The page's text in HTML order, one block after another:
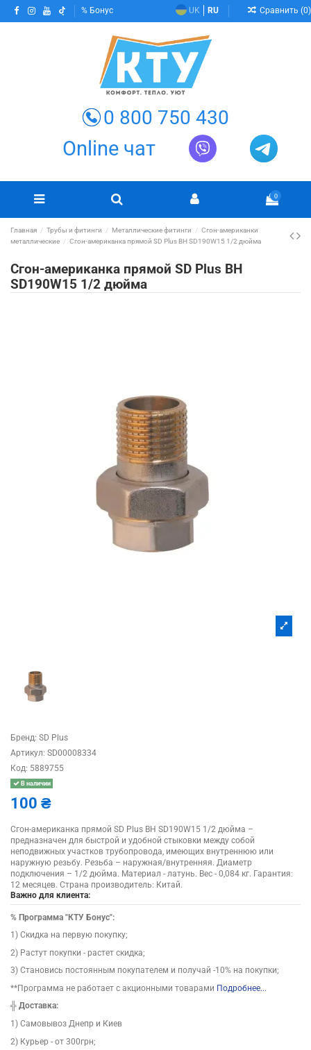
Бонус UK RU Сравнить (0)
0 800 750 430
Online чат
0
Главная Трубы и фитинги Металлические фитинги
Сгон-американки
металлические
Сгон-американка прямой SD Plus ВН SD190W15 1/2 дюйма
Сгон-американка прямой SD Plus ВН
SD190W15 1/2 дюйма
Бренд: SD Plus
Артикул: SD00008334
Код: 5889755
В наличии
100 ₴
Сгон-американка прямой SD Plus ВН SD190W15 1/2 дюйма –
предназначен для быстрой и удобной стыковки между собой
неподвижных участков трубопровода, имеющих внутреннюю или
наружную резьбу. Резьба – наружная/внутренняя. Диаметр
подключения – 1/2 дюйма. Материал - латунь. Вес - 0,084 кг. Гарантия:
12 месяцев. Страна производитель: Китай.
Важно для клиента:
% Программа "КТУ Бонус":
1) Скидка на первую покупку;
2) Растут покупки - растет скидка;
3) Становись постоянным покупателем и получай -10% на покупки;
**Программа не работает с акционными товарами Подробнее...
╬ Доставка:
1) Самовывоз Днепр и Киев
2) Курьер - от 300грн;